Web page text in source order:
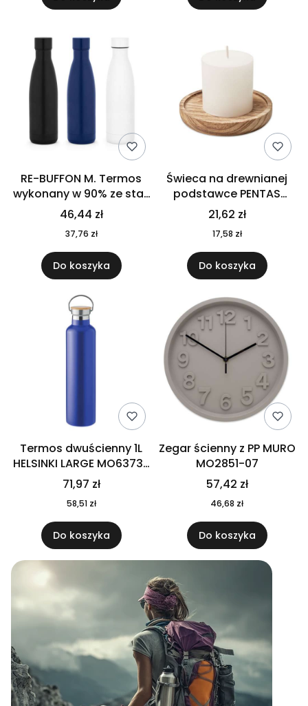
RE-BUFFON M. Termos
wykonany w 90% ze stali
nierdzewnej
pochodzącej z
recyklingu 520 ml 94294
46,44 zł
37,76 zł
Do koszyka
Świeca na drewnianej
podstawce PENTAS
MO6282-40
21,62 zł
17,58 zł
Do koszyka
Termos dwuścienny 1L
HELSINKI LARGE MO6373-
04
71,97 zł
58,51 zł
Do koszyka
Zegar ścienny z PP MURO
MO2851-07
57,42 zł
46,68 zł
Do koszyka